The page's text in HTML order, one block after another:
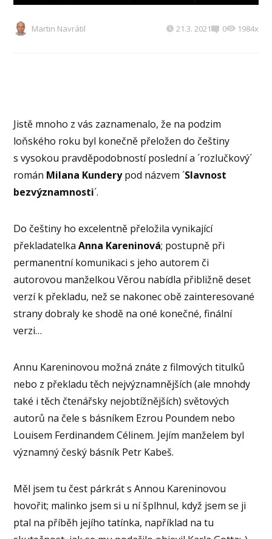
Martin Navrátil 21.3. 2021 0 1984x
Jistě mnoho z vás zaznamenalo, že na podzim
loňského roku byl konečně přeložen do češtiny
s vysokou pravděpodobností poslední a ´rozlučkový´
román Milana Kunderypod názvem ´Slavnost
bezvýznamnosti´.
Do češtiny ho excelentně přeložila vynikající
překladatelkaAnna Kareninová; postupně při
permanentní komunikaci s jeho autorem či
autorovou manželkou Věrou nabídla přibližně deset
verzí k překladu, než se nakonec obě zainteresované
strany dobraly ke shodě na oné konečné, finální
verzi…
Annu Kareninovou možná znáte z filmových titulků
nebo z překladu těch nejvýznamnějších (ale mnohdy
také i těch čtenářsky nejobtížnějších) světových
autorů na čele s básníkem Ezrou Poundem nebo
Louisem Ferdinandem Célinem. Jejím manželem byl
významný český básník Petr Kabeš.
Měl jsem tu čest párkrát s Annou Kareninovou
hovořit; malinko jsem si u ní šplhnul, když jsem se ji
ptal na příběh jejího tatínka, například na tu